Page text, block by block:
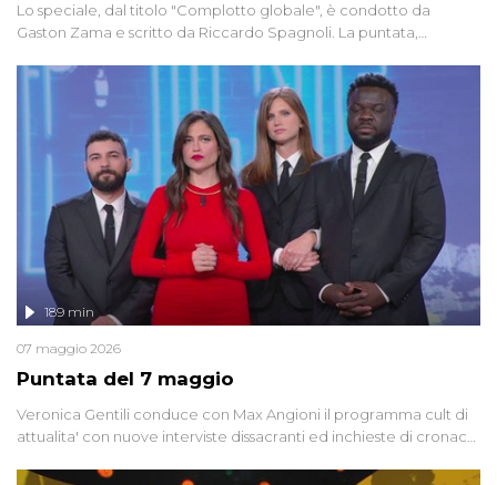
Lo speciale, dal titolo "Complotto globale", è condotto da
Gaston Zama e scritto da Riccardo Spagnoli. La puntata,
racconta l'universo delle narrazioni alternative, dei sospetti
globali e del complottismo che negli ultimi anni hanno invaso
social network, talk show, piazze digitali e immaginario collettivo.
Puntata del 7 maggio
189 min
07 maggio 2026
Veronica Gentili conduce con Max Angioni il programma cult di
attualita' con nuove interviste dissacranti ed inchieste di cronaca